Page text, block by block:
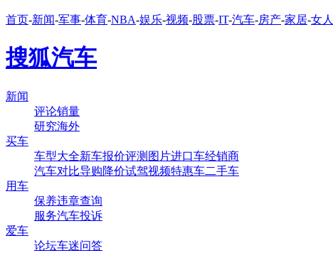
首页-新闻-军事-体育-NBA-娱乐-视频-股票-IT-汽车-房产-家居-女人
搜狐汽车
新闻
评论销量
研究海外
买车
车型大全新车报价评测 图片进口车经销商
汽车对比导购降价试驾视频特惠车二手车
用车
保养违章查询
服务汽车投诉
爱车
论坛车迷问答